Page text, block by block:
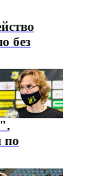
без
по